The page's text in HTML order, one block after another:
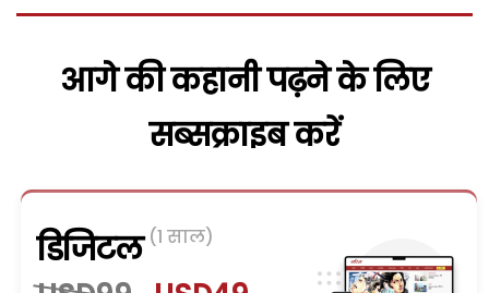
आगे की कहानी पढ़ने के लिए
सब्सक्राइब करें
डिजिटल (1 साल)